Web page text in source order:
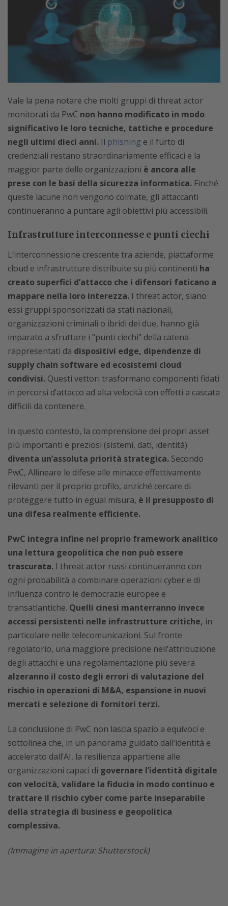
Vale la pena notare che molti gruppi di threat actor
monitorati da PwC non hanno modificato in modo
significativo le loro tecniche, tattiche e procedure
negli ultimi dieci anni. Il phishing e il furto di
credenziali restano straordinariamente efficaci e la
maggior parte delle organizzazioni è ancora alle
prese con le basi della sicurezza informatica. Finché
queste lacune non vengono colmate, gli attaccanti
continueranno a puntare agli obiettivi più accessibili.
Infrastrutture interconnesse e punti ciechi
L’interconnessione crescente tra aziende, piattaforme
cloud e infrastrutture distribuite su più continenti ha
creato superfici d’attacco che i difensori faticano a
mappare nella loro interezza. I threat actor, siano
essi gruppi sponsorizzati da stati nazionali,
organizzazioni criminali o ibridi dei due, hanno già
imparato a sfruttare i “punti ciechi” della catena
rappresentati da dispositivi edge, dipendenze di
supply chain software ed ecosistemi cloud
condivisi. Questi vettori trasformano componenti fidati
in percorsi d’attacco ad alta velocità con effetti a cascata
difficili da contenere.
In questo contesto, la comprensione dei propri asset
più importanti e preziosi (sistemi, dati, identità)
diventa un’assoluta priorità strategica. Secondo
PwC, Allineare le difese alle minacce effettivamente
rilevanti per il proprio profilo, anziché cercare di
proteggere tutto in egual misura, è il presupposto di
una difesa realmente efficiente.
PwC integra infine nel proprio framework analitico
una lettura geopolitica che non può essere
trascurata. I threat actor russi continueranno con
ogni probabilità a combinare operazioni cyber e di
influenza contro le democrazie europee e
transatlantiche. Quelli cinesi manterranno invece
accessi persistenti nelle infrastrutture critiche, in
particolare nelle telecomunicazioni. Sul fronte
regolatorio, una maggiore precisione nell’attribuzione
degli attacchi e una regolamentazione più severa
alzeranno il costo degli errori di valutazione del
rischio in operazioni di M&A, espansione in nuovi
mercati e selezione di fornitori terzi.
La conclusione di PwC non lascia spazio a equivoci e
sottolinea che, in un panorama guidato dall’identità e
accelerato dall’AI, la resilienza appartiene alle
organizzazioni capaci di governare l’identità digitale
con velocità, validare la fiducia in modo continuo e
trattare il rischio cyber come parte inseparabile
della strategia di business e geopolitica
complessiva.
(Immagine in apertura: Shutterstock)